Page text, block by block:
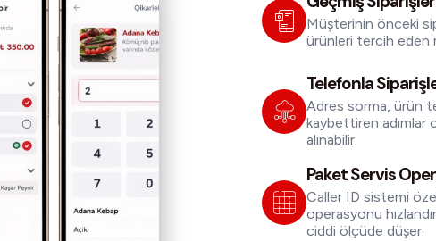
Müşterinin önceki
ürünleri tercih eden
Telefonla
Adres sorma, ürün
kaybettiren adımlar
alınabilir.
Paket Servis
Caller ID sistemi
operasyonu
ciddi ölçüde düşer.